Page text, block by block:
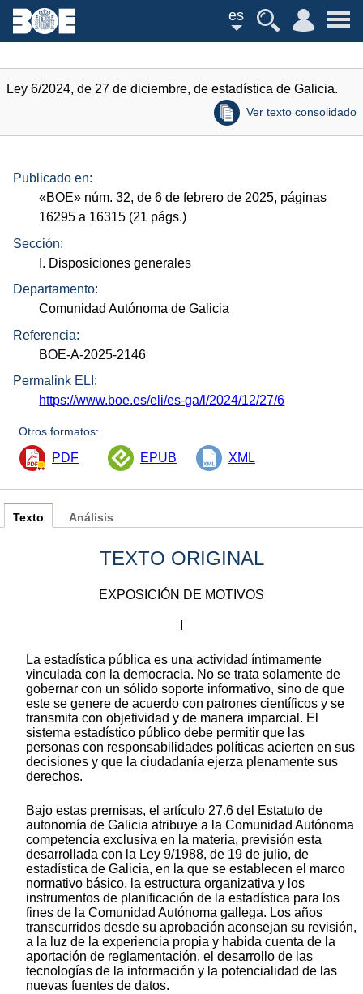
es
Ley 6/2024, de 27 de diciembre, de estadística de Galicia.
Ver texto consolidado
Publicado en:
«BOE» núm. 32, de 6 de febrero de 2025, páginas
16295 a 16315 (21 págs.)
Sección:
I. Disposiciones generales
Departamento:
Comunidad Autónoma de Galicia
Referencia:
BOE-A-2025-2146
Permalink ELI:
https://www.boe.es/eli/es-ga/l/2024/12/27/6
Otros formatos:
PDF EPUB XML
Texto
TEXTO ORIGINAL
EXPOSICIÓN DE MOTIVOS
La estadística pública es una actividad íntimamente
vinculada con la democracia. No se trata solamente de
gobernar con un sólido soporte informativo, sino de que
este se genere de acuerdo con patrones científicos y se
transmita con objetividad y de manera imparcial. El
sistema estadístico público debe permitir que las
personas con responsabilidades políticas acierten en sus
decisiones y que la ciudadanía ejerza plenamente sus
derechos.
Bajo estas premisas, el artículo 27.6 del Estatuto de
autonomía de Galicia atribuye a la Comunidad Autónoma
competencia exclusiva en la materia, previsión esta
desarrollada con la Ley 9/1988, de 19 de julio, de
estadística de Galicia, en la que se establecen el marco
normativo básico, la estructura organizativa y los
instrumentos de planificación de la estadística para los
fines de la Comunidad Autónoma gallega. Los años
transcurridos desde su aprobación aconsejan su revisión,
a la luz de la experiencia propia y habida cuenta de la
aportación de reglamentación, el desarrollo de las
tecnologías de la información y la potencialidad de las
nuevas fuentes de datos.
Análisis